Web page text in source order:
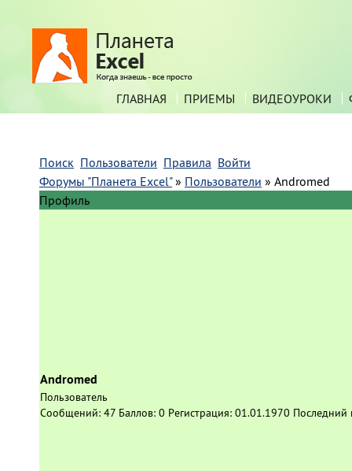
ГЛАВНАЯ ПРИЕМЫ ВИДЕОУРОКИ
Поиск Пользователи Правила Войти
Форумы "Планета Excel" » Пользователи » Andromed
Профиль
Andromed
Пользователь
Сообщений: 47 Баллов: 0 Регистрация: 01.01.1970 Последний